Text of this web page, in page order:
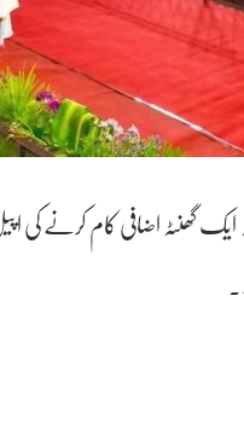
گھنٹہ اضافی کام کرنے کی